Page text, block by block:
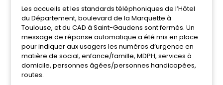
Les accueils et les standards téléphoniques de l’Hôtel
du Département, boulevard de la Marquette à
Toulouse, et du CAD à Saint-Gaudens sont fermés. Un
message de réponse automatique a été mis en place
pour indiquer aux usagers les numéros d’urgence en
matière de social, enfance/famille, MDPH, services à
domicile, personnes âgées/personnes handicapées,
routes.